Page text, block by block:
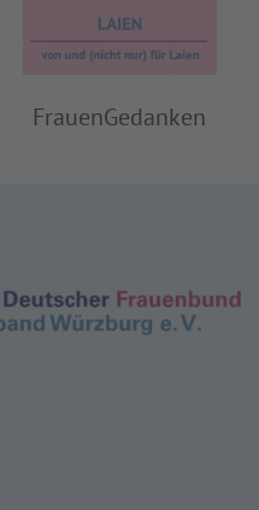
FrauenGedanken